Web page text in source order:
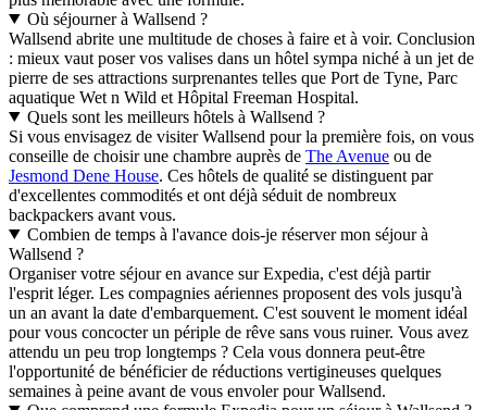
Où séjourner à Wallsend ?
Wallsend abrite une multitude de choses à faire et à voir. Conclusion
: mieux vaut poser vos valises dans un hôtel sympa niché à un jet de
pierre de ses attractions surprenantes telles que Port de Tyne, Parc
aquatique Wet n Wild et Hôpital Freeman Hospital.
Quels sont les meilleurs hôtels à Wallsend ?
Si vous envisagez de visiter Wallsend pour la première fois, on vous
conseille de choisir une chambre auprès de The Avenue ou de
Jesmond Dene House. Ces hôtels de qualité se distinguent par
d'excellentes commodités et ont déjà séduit de nombreux
backpackers avant vous.
Combien de temps à l'avance dois-je réserver mon séjour à
Wallsend ?
Organiser votre séjour en avance sur Expedia, c'est déjà partir
l'esprit léger. Les compagnies aériennes proposent des vols jusqu'à
un an avant la date d'embarquement. C'est souvent le moment idéal
pour vous concocter un périple de rêve sans vous ruiner. Vous avez
attendu un peu trop longtemps ? Cela vous donnera peut-être
l'opportunité de bénéficier de réductions vertigineuses quelques
semaines à peine avant de vous envoler pour Wallsend.